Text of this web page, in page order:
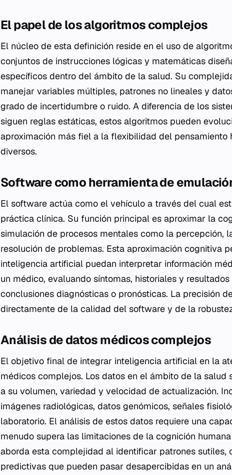
El papel de los algoritmos complejos
El núcleo de esta definición reside en el uso de
conjuntos de instrucciones lógicas y matemáticas
específicos dentro del ámbito de la salud. Su
manejar variables múltiples, patrones no lineales y
grado de incertidumbre o ruido. A diferencia de los
siguen reglas estáticas, estos algoritmos pueden
aproximación más fiel a la flexibilidad del pensamiento
diversos.
Software como herramienta de
El software actúa como el vehículo a través del cual
práctica clínica. Su función principal es aproximar la
simulación de procesos mentales como la percepción,
resolución de problemas. Esta aproximación cognitiva
inteligencia artificial puedan interpretar información
un médico, evaluando síntomas, historiales y
conclusiones diagnósticas o pronósticas. La precisión
directamente de la calidad del software y de la
Análisis de datos médicos complejos
El objetivo final de integrar inteligencia artificial en la
médicos complejos. Los datos en el ámbito de la
a su volumen, variedad y velocidad de actualización.
imágenes radiológicas, datos genómicos, señales
laboratorio. El análisis de estos datos requiere una
menudo supera las limitaciones de la cognición
aborda esta complejidad al identificar patrones sutiles,
predictivas que pueden pasar desapercibidas en un